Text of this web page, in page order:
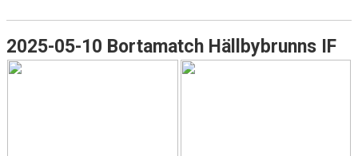
2025-05-10 Bortamatch Hällbybrunns IF